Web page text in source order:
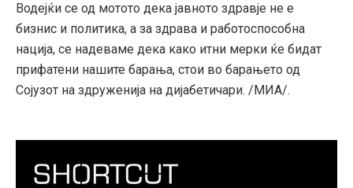
Водејќи се од мотото дека јавното здравје не е
бизнис и политика, а за здрава и работоспособна
нација, се надеваме дека како итни мерки ќе бидат
прифатени нашите барања, стои во барањето од
Сојузот на здруженија на дијабетичари. /МИА/.